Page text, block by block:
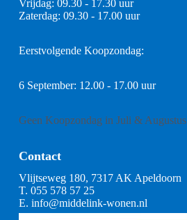
Vrijdag: 09.30 - 17.30 uur
Zaterdag: 09.30 - 17.00 uur
Eerstvolgende Koopzondag:
6 September: 12.00 - 17.00 uur
Geen Koopzondag in Juli & Augustus
Contact
Vlijtseweg 180, 7317 AK Apeldoorn
T. 055 578 57 25
E. info@middelink-wonen.nl